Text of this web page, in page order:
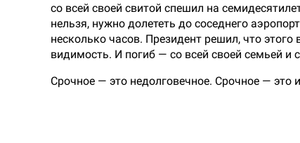
со всей своей свитой спешил на
нельзя, нужно долететь до соседнего
несколько часов. Президент решил, что
видимость. И погиб — со всей своей семьей и
Срочное — это недолговечное. Срочное — это